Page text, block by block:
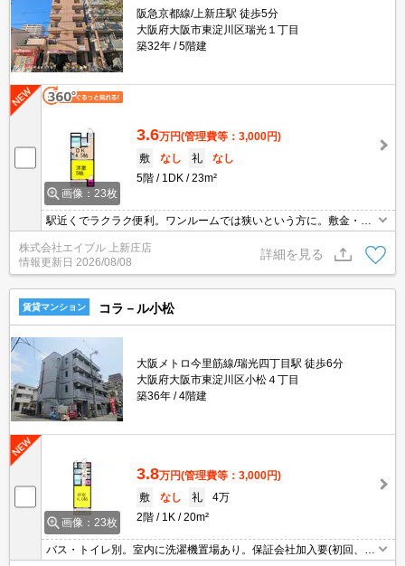
阪急京都線/上新庄駅 徒歩5分
大阪府大阪市東淀川区瑞光１丁目
築32年
5階建
画像：23枚
3.6万円(管理費等：3,000円)
敷
なし 礼
なし
5階
1DK 23m²
駅近くでラクラク便利。ワンルームでは狭いという方に。敷金・礼
金０物件です！。保証会社加入要（初回25,000円、更新料10,000
円/1年）。
株式会社エイブル 上新庄店
情報更新日 2026/08/08
詳細を見る
賃貸マンション コラ－ル小松
大阪メトロ今里筋線/瑞光四丁目駅 徒歩6分
大阪府大阪市東淀川区小松４丁目
築36年
4階建
画像：23枚
3.8万円(管理費等：3,000円)
敷
なし 礼
4万
2階
1K 20m²
バス・トイレ別。室内に洗濯機置場あり。保証会社加入要(初回、月